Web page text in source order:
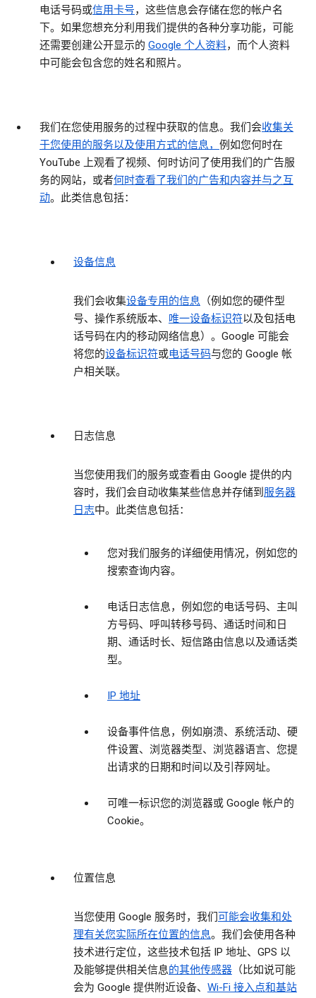
电话号码或信用卡号，这些信息会存储在您的帐户名
下。如果您想充分利用我们提供的各种分享功能，可能
还需要创建公开显示的 Google 个人资料，而个人资料
中可能会包含您的姓名和照片。
我们在您使用服务的过程中获取的信息。 我们会收集关
于您使用的服务以及使用方式的信息， 例如您何时在
YouTube 上观看了视频、何时访问了使用我们的广告服
务的网站，或者何时查看了我们的广告和内容并与之互
动。此类信息包括：
设备信息
我们会收集设备专用的信息 （例如您的硬件型
号、操作系统版本、 唯一设备标识符以及包括电
话号码在内的移动网络信息）。Google 可能会
将您的设备标识符或电话号码与您的 Google 帐
户相关联。
日志信息
当您使用我们的服务或查看由 Google 提供的内
容时，我们会自动收集某些信息并存储到 服务器
日志中。此类信息包括：
您对我们服务的详细使用情况，例如您的
搜索查询内容。
电话日志信息，例如您的电话号码、主叫
方号码、呼叫转移号码、通话时间和日
期、通话时长、短信路由信息以及通话类
型。
IP 地址
设备事件信息，例如崩溃、系统活动、硬
件设置、浏览器类型、浏览器语言、您提
出请求的日期和时间以及引荐网址。
可唯一标识您的浏览器或 Google 帐户的
Cookie。
位置信息
当您使用 Google 服务时，我们可能会收集和处
理有关您实际所在位置的信息。我们会使用各种
技术进行定位，这些技术包括 IP 地址、GPS 以
及能够提供相关信息的其他传感器 （比如说可能
会为 Google 提供附近设备、 Wi-Fi 接入点和基站